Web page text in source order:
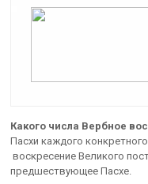
Какого числа Вербное
Пасхи каждого
воскресение Великого
предшествующее Пасхе.